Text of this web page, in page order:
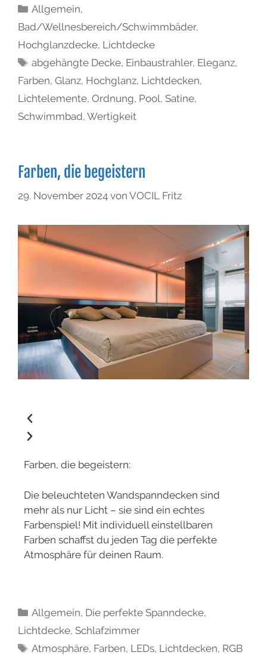
Allgemein,
Bad/Wellnesbereich/Schwimmbäder,
Hochglanzdecke, Lichtdecke
abgehängte Decke, Einbaustrahler, Eleganz,
Farben, Glanz, Hochglanz, Lichtdecken,
Lichtelemente, Ordnung, Pool, Satine,
Schwimmbad, Wertigkeit
Farben, die begeistern
29. November 2024 von VOCIL Fritz
Farben, die begeistern:
Die beleuchteten Wandspanndecken sind
mehr als nur Licht – sie sind ein echtes
Farbenspiel! Mit individuell einstellbaren
Farben schaffst du jeden Tag die perfekte
Atmosphäre für deinen Raum.
Allgemein, Die perfekte Spanndecke,
Lichtdecke, Schlafzimmer
Atmosphäre, Farben, LEDs, Lichtdecken, RGB